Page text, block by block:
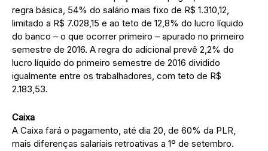
regra básica, 54% do salário mais fixo de R$ 1.310,12,
limitado a R$ 7.028,15 e ao teto de 12,8% do lucro líquido
do banco – o que ocorrer primeiro – apurado no primeiro
semestre de 2016. A regra do adicional prevê 2,2% do
lucro líquido do primeiro semestre de 2016 dividido
igualmente entre os trabalhadores, com teto de R$
2.183,53.
Caixa
A Caixa fará o pagamento, até dia 20, de 60% da PLR,
mais diferenças salariais retroativas a 1º de setembro.